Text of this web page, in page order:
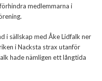
medlemmarna i
i sällskap med Åke Lidfalk ner
i Nacksta strax utanför
hade nämligen ett långtida